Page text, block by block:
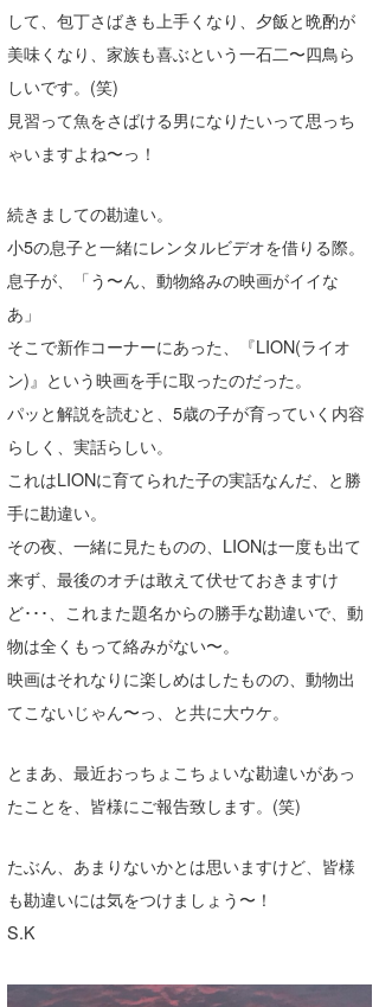
して、包丁さばきも上手くなり、夕飯と晩酌が
美味くなり、家族も喜ぶという一石二〜四鳥ら
しいです。(笑)
見習って魚をさばける男になりたいって思っち
ゃいますよね〜っ！
続きましての勘違い。
小5の息子と一緒にレンタルビデオを借りる際。
息子が、「う〜ん、動物絡みの映画がイイな
あ」
そこで新作コーナーにあった、『LION(ライオ
ン)』という映画を手に取ったのだった。
パッと解説を読むと、5歳の子が育っていく内容
らしく、実話らしい。
これはLIONに育てられた子の実話なんだ、と勝
手に勘違い。
その夜、一緒に見たものの、LIONは一度も出て
来ず、最後のオチは敢えて伏せておきますけ
ど･･･、これまた題名からの勝手な勘違いで、動
物は全くもって絡みがない〜。
映画はそれなりに楽しめはしたものの、動物出
てこないじゃん〜っ、と共に大ウケ。
とまあ、最近おっちょこちょいな勘違いがあっ
たことを、皆様にご報告致します。(笑)
たぶん、あまりないかとは思いますけど、皆様
も勘違いには気をつけましょう〜！
S.K
ハンマー
三輪予報士
上田純子
上條将美
ゴン
wanda
予報士 hiro.
banpaku
Mr.K
chappy